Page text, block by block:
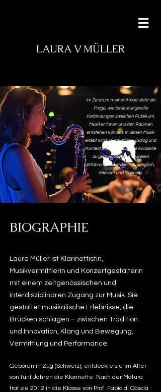
LAURA V MÜLLER
Im Zentrum meiner Arbeit steht die
Frage, wie bedeutungsvolle
Verbindungen zwischen Publikum,
Musiker*innen und den Räumen
entstehen können, in denen Musik
erlebt wird. Durch Klang, Dialog und
Kontext erforsche ich, wie Konzerte
zu gemeinsamen kulturellen
Erfahrungen werden – zugänglich,
relevant und lebendig.
BIOGRAPHIE
Laura Müller ist Klarinettistin,
Musikvermittlerin und Konzertgestalterin
mit einem zeitgenössischen und
interdisziplinären Zugang zur Musik. Sie
gestaltet musikalische Erlebnisse, die
Brücken schlagen – zwischen Tradition
und Innovation, Klang und Bewegung,
Vermittlung und Performance.
Geboren in Zug (Schweiz), entdeckte sie im Alter
von fünf Jahren die Klarinette. Nach der Matura
trat sie 2012 in die Klasse von Prof. Fabio di Càsola